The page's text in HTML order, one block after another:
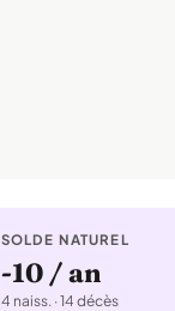
SOLDE NATUREL
-10 / an
4 naiss. · 14 décès